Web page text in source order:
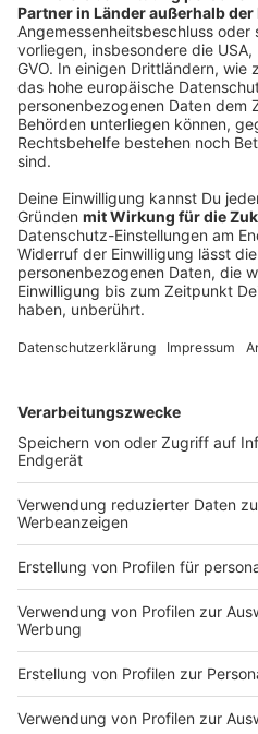
nichts an Boykott
Für Gianni Infantino ist ein
krachend gescheiterten
Option. Die Antwort aus
DEINE GEMERKTEN
Du hast dir noch keine
Markiere sie hierfür mit